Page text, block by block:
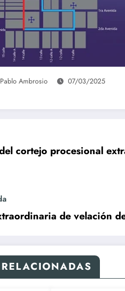
Pablo Ambrosio 07/03/2025
cortejo procesional
de velación